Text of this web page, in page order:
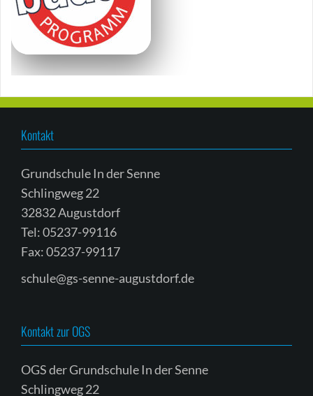
Kontakt
Grundschule In der Senne
Schlingweg 22
32832 Augustdorf
Tel: 05237-99116
Fax: 05237-99117
schule@gs-senne-augustdorf.de
Kontakt zur OGS
OGS der Grundschule In der Senne
Schlingweg 22